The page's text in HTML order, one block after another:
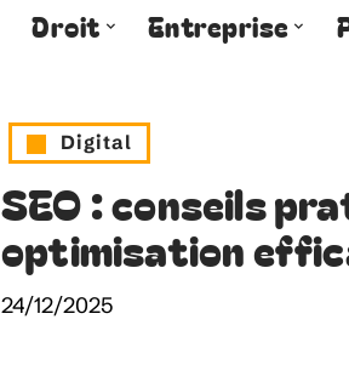
Droit Entreprise
Digital
SEO : conseils
optimisation
24/12/2025